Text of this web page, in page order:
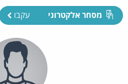
מסחר אלקטרוני עקבו